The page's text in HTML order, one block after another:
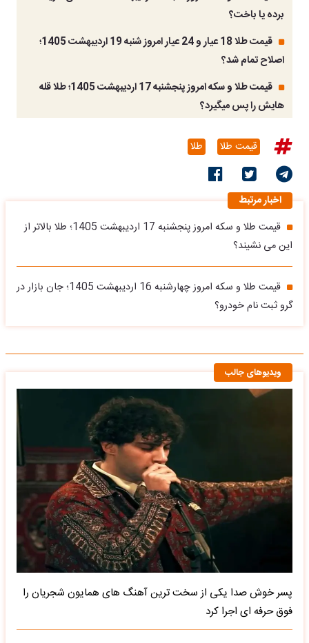
برده یا باخت؟
قیمت طلا 18 عیار و 24 عیار امروز شنبه 19 اردیبهشت 1405؛
اصلاح تمام شد؟
قیمت طلا و سکه امروز پنجشنبه 17 اردیبهشت 1405؛ طلا قله
هایش را پس میگیرد؟
قیمت طلا طلا
اخبار مرتبط
قیمت طلا و سکه امروز پنجشنبه 17 اردیبهشت 1405؛ طلا بالاتر از
این می نشیند؟
قیمت طلا و سکه امروز چهارشنبه 16 اردیبهشت 1405؛ جان بازار در
گرو ثبت نام خودرو؟
ویدیوهای جالب
پسر خوش صدا یکی از سخت ترین آهنگ های همایون شجریان را
فوق حرفه ای اجرا کرد